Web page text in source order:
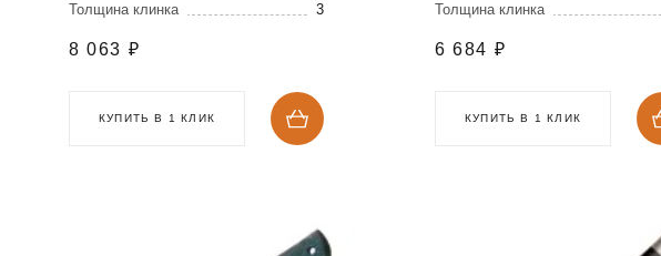
Толщина клинка
3
8 063 ₽
КУПИТЬ В 1 КЛИК
Толщина клинка
6 684 ₽
КУПИТЬ В 1 КЛИК